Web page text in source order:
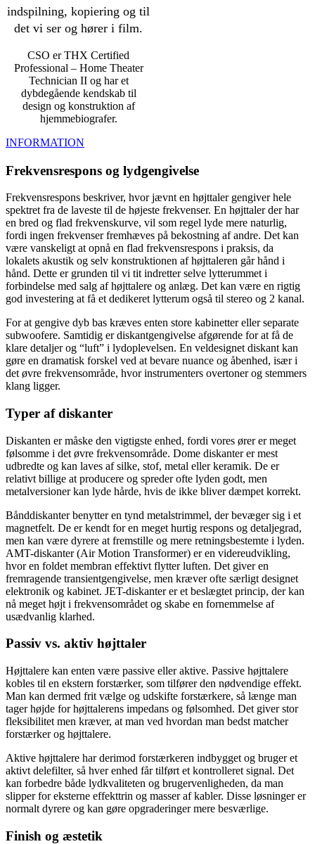
indspilning, kopiering og til
det vi ser og hører i film.
CSO er THX Certified
Professional – Home Theater
Technician II og har et
dybdegående kendskab til
design og konstruktion af
hjemmebiografer.
INFORMATION
Frekvensrespons og lydgengivelse
Frekvensrespons beskriver, hvor jævnt en højttaler gengiver hele
spektret fra de laveste til de højeste frekvenser. En højttaler der har
en bred og flad frekvenskurve, vil som regel lyde mere naturlig,
fordi ingen frekvenser fremhæves på bekostning af andre. Det kan
være vanskeligt at opnå en flad frekvensrespons i praksis, da
lokalets akustik og selv konstruktionen af højttaleren går hånd i
hånd. Dette er grunden til vi tit indretter selve lytterummet i
forbindelse med salg af højttalere og anlæg. Det kan være en rigtig
god investering at få et dedikeret lytterum også til stereo og 2 kanal.
For at gengive dyb bas kræves enten store kabinetter eller separate
subwoofere. Samtidig er diskantgengivelse afgørende for at få de
klare detaljer og “luft” i lydoplevelsen. En veldesignet diskant kan
gøre en dramatisk forskel ved at bevare nuance og åbenhed, især i
det øvre frekvensområde, hvor instrumenters overtoner og stemmers
klang ligger.
Typer af diskanter
Diskanten er måske den vigtigste enhed, fordi vores ører er meget
følsomme i det øvre frekvensområde. Dome diskanter er mest
udbredte og kan laves af silke, stof, metal eller keramik. De er
relativt billige at producere og spreder ofte lyden godt, men
metalversioner kan lyde hårde, hvis de ikke bliver dæmpet korrekt.
Bånddiskanter benytter en tynd metalstrimmel, der bevæger sig i et
magnetfelt. De er kendt for en meget hurtig respons og detaljegrad,
men kan være dyrere at fremstille og mere retningsbestemte i lyden.
AMT-diskanter (Air Motion Transformer) er en videreudvikling,
hvor en foldet membran effektivt flytter luften. Det giver en
fremragende transientgengivelse, men kræver ofte særligt designet
elektronik og kabinet. JET-diskanter er et beslægtet princip, der kan
nå meget højt i frekvensområdet og skabe en fornemmelse af
usædvanlig klarhed.
Passiv vs. aktiv højttaler
Højttalere kan enten være passive eller aktive. Passive højttalere
kobles til en ekstern forstærker, som tilfører den nødvendige effekt.
Man kan dermed frit vælge og udskifte forstærkere, så længe man
tager højde for højttalerens impedans og følsomhed. Det giver stor
fleksibilitet men kræver, at man ved hvordan man bedst matcher
forstærker og højttalere.
Aktive højttalere har derimod forstærkeren indbygget og bruger et
aktivt delefilter, så hver enhed får tilført et kontrolleret signal. Det
kan forbedre både lydkvaliteten og brugervenligheden, da man
slipper for eksterne effekttrin og masser af kabler. Disse løsninger er
normalt dyrere og kan gøre opgraderinger mere besværlige.
Finish og æstetik